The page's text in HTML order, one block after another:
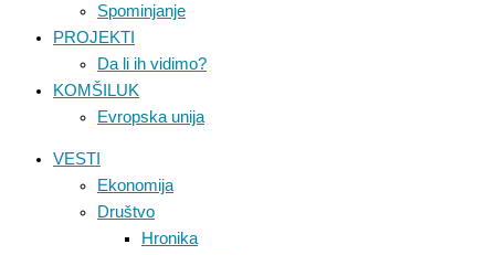
Spominjanje
PROJEKTI
Da li ih vidimo?
KOMŠILUK
Evropska unija
VESTI
Ekonomija
Društvo
Hronika